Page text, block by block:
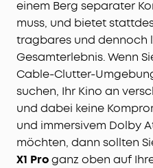
einem Berg separater
muss, und bietet
tragbares und dennoch
Gesamterlebnis. Wenn
Cable-Clutter-
suchen, Ihr Kino an
und dabei keine
und immersivem Dolby
möchten, dann sollten
X1 Proganz oben auf